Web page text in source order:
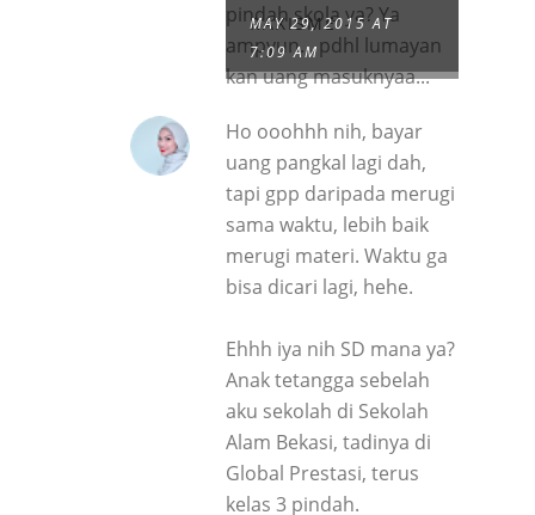
RAXISME
MAY 29, 2015 AT
7:09 AM
pindah skola ya? Ya
ampyun... pdhl lumayan
kan uang masuknyaa...
Ho ooohhh nih, bayar
uang pangkal lagi dah,
tapi gpp daripada merugi
sama waktu, lebih baik
merugi materi. Waktu ga
bisa dicari lagi, hehe.
Ehhh iya nih SD mana ya?
Anak tetangga sebelah
aku sekolah di Sekolah
Alam Bekasi, tadinya di
Global Prestasi, terus
kelas 3 pindah.